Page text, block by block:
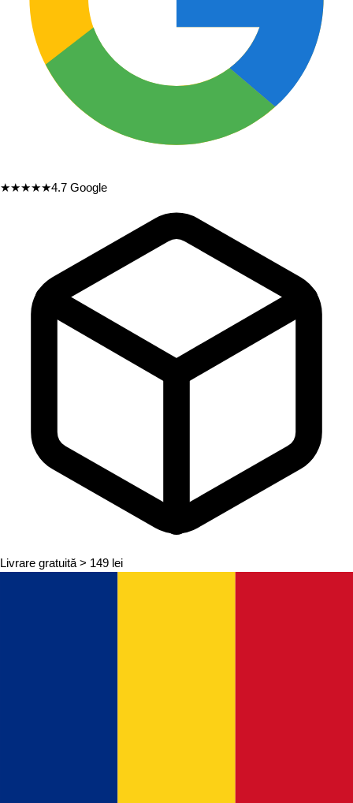
★★★★★4.7 Google
Livrare gratuită > 149 lei